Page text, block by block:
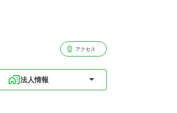
アクセス
法人情報